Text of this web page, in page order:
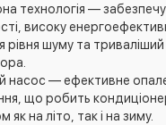
технологія —
високу
рівня шуму та
насос — ефективне
що робить
як на літо, так і на зиму.